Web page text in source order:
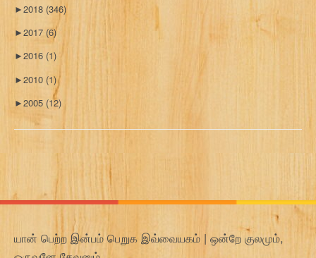
►2018 (346)
►2017 (6)
►2016 (1)
►2010 (1)
►2005 (12)
யான் பெற்ற இன்பம் பெறுக இவ்வையகம் | ஒன்றே குலமும்,